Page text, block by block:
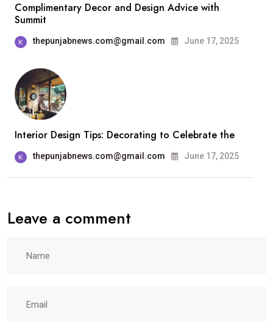
Complimentary Decor and Design Advice with
Summit
thepunjabnews.com@gmail.com June 17, 2025
Interior Design Tips: Decorating to Celebrate the
thepunjabnews.com@gmail.com June 17, 2025
Leave a comment